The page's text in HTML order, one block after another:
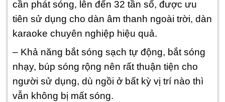
cần phát sóng, lên đến 32 tần số, được ưu
tiên sử dụng cho dàn âm thanh ngoài trời, dàn
karaoke chuyên nghiệp hiệu quả.
– Khả năng bắt sóng sạch tự động, bắt sóng
nhạy, búp sóng rộng nên rất thuận tiện cho
người sử dụng, dù ngồi ở bất kỳ vị trí nào thì
vẫn không bị mất sóng.